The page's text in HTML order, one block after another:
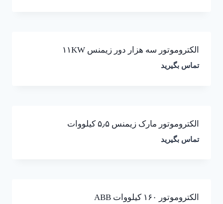
الکتروموتور سه هزار دور زیمنس ۱۱KW
تماس بگیرید
الکتروموتور مارک زیمنس ۵٫۵ کیلووات
تماس بگیرید
الکتروموتور ۱۶۰ کیلووات ABB